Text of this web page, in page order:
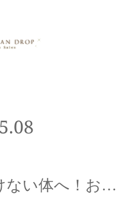
.08
気圧の変化に負けない体へ！お天気頭痛を乗り越えるセルフケア＆サロンケア